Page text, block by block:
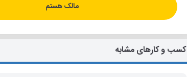
مالک هستم
کسب و کارهای مشابه